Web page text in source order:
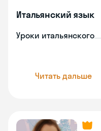
Итальянский язык
Уроки итальянского
Читать дальше